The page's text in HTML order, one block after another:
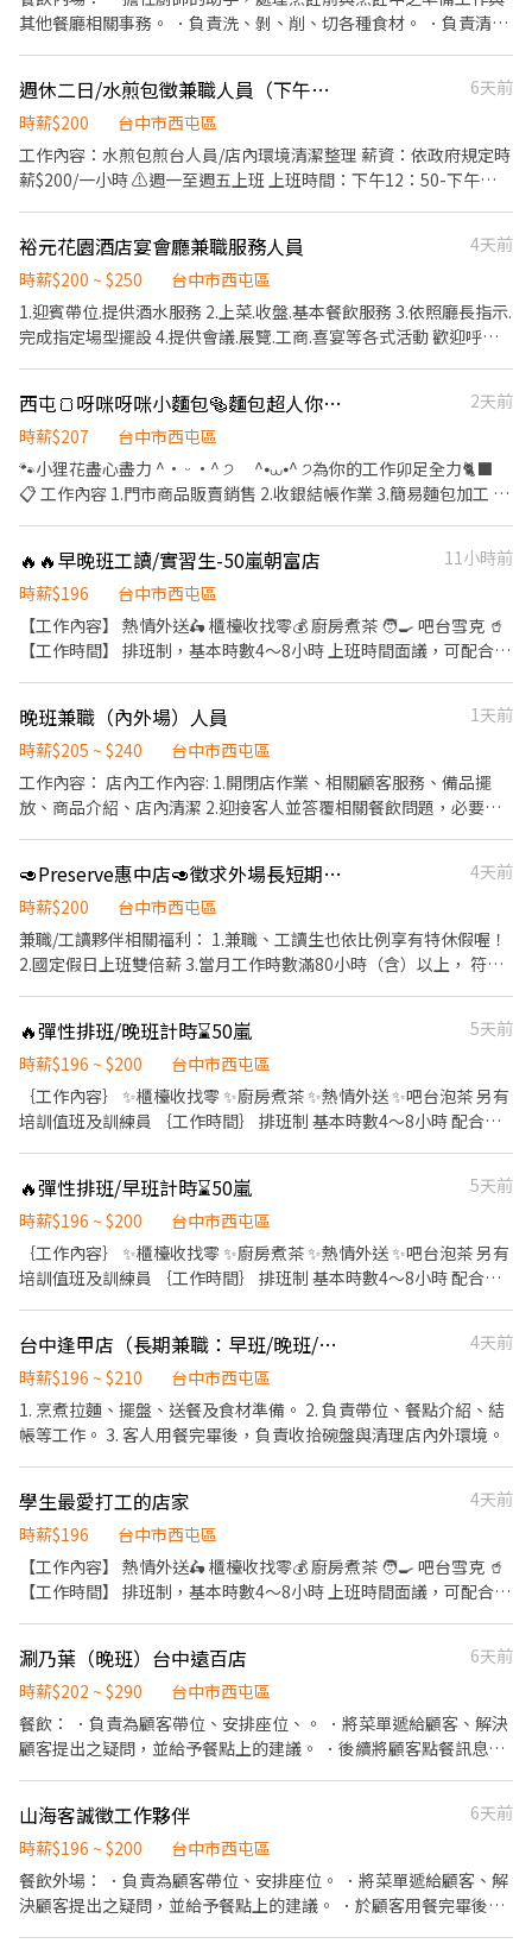
18:00-23:00 ⸻⸻⸻⸻ ✅薪資計算： 時薪200-
⸻⸻⸻⸻ 💡福利： 油資補貼/ 修繕補貼 體檢補助
(依規定) 員工推薦獎金 完整教育訓練
其他餐廳相關事務。 ．負責洗、剝、削、切各種食材。 ．負責清理
週休二日/水煎包徵兼職人員（下午上班）
6天前
時薪$200
台中市西屯區
工作內容：水煎包煎台人員/店內環境清潔整理 薪資：依政府規定時
薪$200/一小時 ⚠️週一至週五上班 上班時間：下午12：50-下午
長期穩定
裕元花園酒店宴會廳兼職服務人員
4天前
時薪$200 ~ $250
台中市西屯區
1.迎賓帶位.提供酒水服務 2.上菜.收盤.基本餐飲服務 3.依照廳長指示.
完成指定場型擺設 4.提供會議.展覽.工商.喜宴等各式活動 歡迎呼朋
西屯🍞呀咪呀咪小麵包🥯麵包超人你在哪裡🥖
2天前
時薪$207
台中市西屯區
🐾小狸花盡心盡力 ^• ᵕ •^ ੭ ^⦁⩊⦁^ ੭為你的工作卯足全力🐈‍⬛
📋 工作內容 1.門市商品販賣銷售 2.收銀結帳作業 3.簡易麵包加工 4.
班：17:00～22:30、18:00～22:30 • 假日班：12:00～21:00、
17:00～22:00 📅【休假制度】 • 排休制，月休 8～12 天 🎁 超級亮
點 💼 勞健保、新制退休金提撥 💵 節慶禮金、生日禮金、業績獎金
🔧 每年二次年度獎金發放(夏季獎金、冬季獎金) 🤝 年終尾牙、不定
回覆你！ ✌️ 或加入 🅻🅸🅽🅴：https://lin.ee/8rsUSDv 🤟 留言「姓
名＋電話＋截圖職缺」就能聯繫上～ 若想參考其他職缺，可以到我
的Threads，看更多更多的職缺喔♬ My Threads：tsaipei_ruby
https://reurl.cc/7b2vad 別害羞❌別害怕❌找工作聯繫我
🔥🔥早晚班工讀/實習生-50嵐朝富店
11小時前
時薪$196
台中市西屯區
【工作內容】 熱情外送🛵 櫃檯收找零💰 廚房煮茶 🧑‍🍳 吧台雪克 🥤
【工作時間】 排班制，基本時數4～8小時 上班時間面議，可配合課
退、免費員工飲品、生日禮金、三節禮金與中秋禮品、油資津貼、
打烊津貼、特休代金、尾牙
晚班兼職（內外場）人員
1天前
時薪$205 ~ $240
台中市西屯區
工作內容： 店內工作內容: 1.開閉店作業、相關顧客服務、備品擺
放、商品介紹、店內清潔 2.迎接客人並答覆相關餐飲問題，必要時
境。 6.完成上級主管所交付之工作項目 7.出餐、備料、製作菜盤。 -
---------------------------------------------------------------------
--------------------- 培訓流程: 分為4大工作站 煎、炸台、麵台、菜
口、外場 皆有培訓流程，免擔心，讓您盡快上手。 -----------------
班) -----------------------------------------------------------------
-------------------------- 目前營運時間: [寧夏店]預計營運時間
11:00~21:30(中間沒有休息) [寧夏店-試營運時間]:11:00~20:00 店內
可排班上班時間: [寧夏店]試營運 10:00~20:30(公司可排時段上班)
[寧夏店]後續營運 10:00~22:00(公司可排時段上班) 晚班可排時間
15：00~22:30 16：00~22:30 17：00~22:30
🥑Preserve惠中店🥑徵求外場長短期工讀，無經驗可😊
4天前
時薪$200
台中市西屯區
兼職/工讀夥伴相關福利： 1.兼職、工讀生也依比例享有特休假喔！
2.國定假日上班雙倍薪 3.當月工作時數滿80小時（含）以上， 符合
定） 7.員工餐福利（依照各品牌規定） 8.尾牙或春酒 9.有附員工餐
餐飲外場： ．負責為顧客帶位、安排座位、倒水。 ．將菜單遞給顧
客、解決顧客提出之疑問，並給予餐點上的建議。 ．後續將顧客點
餐訊息通知廚房做餐，或可進行簡易餐飲之料理，如：烤土司或調
🔥彈性排班/晚班計時⌛️50嵐
5天前
時薪$196 ~ $200
台中市西屯區
｛工作內容｝ ✨櫃檯收找零 ✨廚房煮茶 ✨熱情外送 ✨吧台泡茶 另有
培訓值班及訓練員 ｛工作時間｝ 排班制 基本時數4～8小時 配合學
200/時 -如果對於排班有其他需求考量，歡迎提出詢問！
🔥彈性排班/早班計時⌛️50嵐
5天前
時薪$196 ~ $200
台中市西屯區
｛工作內容｝ ✨櫃檯收找零 ✨廚房煮茶 ✨熱情外送 ✨吧台泡茶 另有
培訓值班及訓練員 ｛工作時間｝ 排班制 基本時數4～8小時 配合學
200/時 -如果對於排班有其他需求考量，歡迎提出詢問！
台中逢甲店（長期兼職：早班/晚班/全日）
4天前
時薪$196 ~ $210
台中市西屯區
1. 烹煮拉麵、擺盤、送餐及食材準備。 2. 負責帶位、餐點介紹、結
帳等工作。 3. 客人用餐完畢後，負責收拾碗盤與清理店內外環境。
學生最愛打工的店家
4天前
時薪$196
台中市西屯區
【工作內容】 熱情外送🛵 櫃檯收找零💰 廚房煮茶 🧑‍🍳 吧台雪克 🥤
【工作時間】 排班制，基本時數4～8小時 上班時間面議，可配合課
退、免費員工飲品、生日禮金、三節禮金與中秋禮品、油資津貼、
打烊津貼、特休代金、尾牙
涮乃葉（晚班）台中遠百店
6天前
時薪$202 ~ $290
台中市西屯區
餐飲： ．負責為顧客帶位、安排座位、。 ．將菜單遞給顧客、解決
顧客提出之疑問，並給予餐點上的建議。 ．後續將顧客點餐訊息通
作與其他餐廳相關事務。 ．負責洗、剝、削、切各種食材。 ．負責
清理工作環境、設備和餐具。 ．準備不同餐點所需要的食材。 ．協
助測量食材的容量與重量。 ．負責擺盤、打包外帶服務。
山海客誠徵工作夥伴
6天前
時薪$196 ~ $200
台中市西屯區
餐飲外場： ．負責為顧客帶位、安排座位。 ．將菜單遞給顧客、解
決顧客提出之疑問，並給予餐點上的建議。 ．於顧客用餐完畢後，